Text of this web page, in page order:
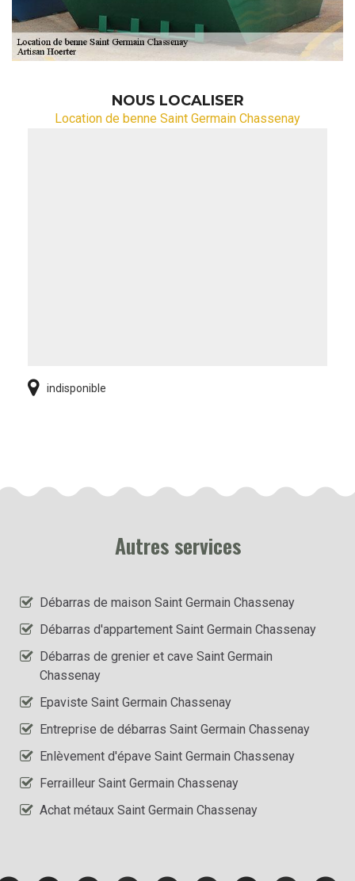
NOUS LOCALISER
Location de benne Saint Germain Chassenay
indisponible
Autres services
Débarras de maison Saint Germain Chassenay
Débarras d'appartement Saint Germain Chassenay
Débarras de grenier et cave Saint Germain
Chassenay
Epaviste Saint Germain Chassenay
Entreprise de débarras Saint Germain Chassenay
Enlèvement d'épave Saint Germain Chassenay
Ferrailleur Saint Germain Chassenay
Achat métaux Saint Germain Chassenay